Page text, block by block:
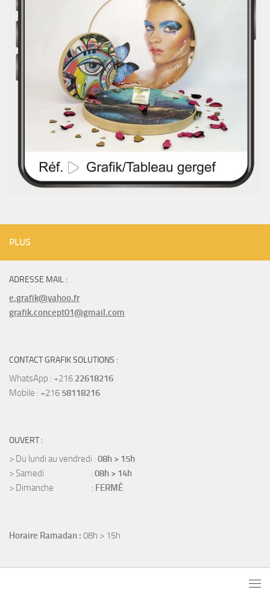
PLUS
ADRESSE MAIL :
e.grafik@yahoo.fr
grafik.concept01@gmail.com
CONTACT GRAFIK SOLUTIONS :
WhatsApp : +216 22618216
Mobile : +216 58118216
OUVERT :
> Du lundi au vendredi : 08h > 15h
> Samedi : 08h > 14h
> Dimanche : FERMÉ
Horaire Ramadan : 08h > 15h